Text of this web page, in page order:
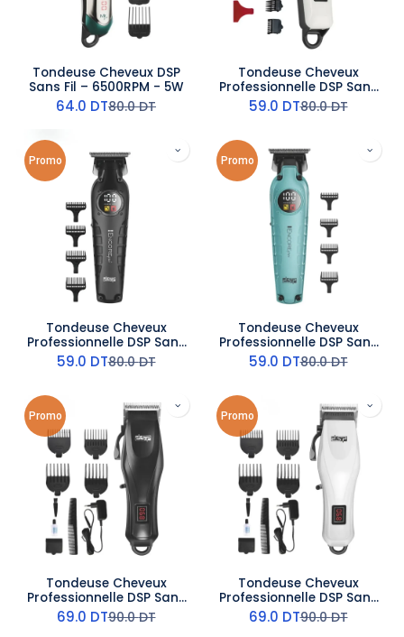
Tondeuse Cheveux DSP
Sans Fil – 6500RPM - 5W
64.0 DT80.0DT
Tondeuse Cheveux
Professionnelle DSP Sans
Fil – 5W
59.0 DT80.0DT
Promo
Tondeuse Cheveux
Professionnelle DSP Sans
Fil - 7000RPM - 3W Noir
59.0 DT80.0DT
Promo
Tondeuse Cheveux
Professionnelle DSP Sans
Fil - 7000RPM - 3W Bleu
59.0 DT80.0DT
Promo
Tondeuse Cheveux
Professionnelle DSP Sans
Fil - 5W - Affichage LED -
Noir
69.0 DT90.0DT
Promo
Tondeuse Cheveux
Professionnelle DSP Sans
Fil - 5W - Affichage LED -
Blanc
69.0 DT90.0DT